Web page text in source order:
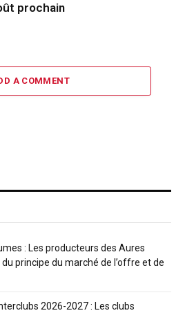
prochain
A COMMENT
: Les producteurs des Aures
principe du marché de l’offre et de
2026-2027 : Les clubs